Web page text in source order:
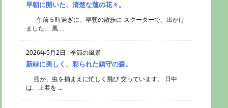
早朝に開いた、清楚な蓮の花々。
午前５時過ぎに、早朝の散歩に スクーターで、出かけ
ました。 風 ...
2026年5月2日 : 季節の風景
新緑に美しく、彩られた鎮守の森。
燕が、虫を捕まえに忙しく飛び 交っています。 日中
は、上着を ...